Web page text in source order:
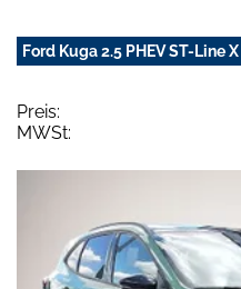
Ford Kuga 2.5 PHEV ST-Line
Preis:
MWSt: